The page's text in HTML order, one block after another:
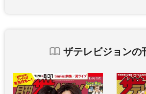
ザテレビジョンの